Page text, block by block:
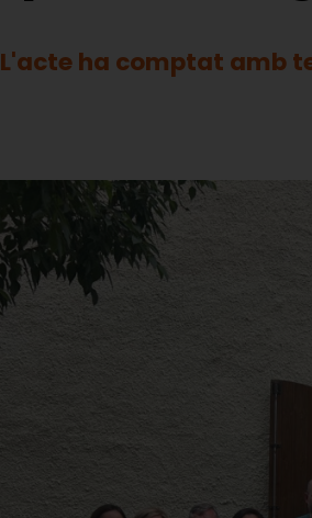
L'acte ha comptat amb